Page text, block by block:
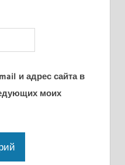
и адрес сайта в
моих